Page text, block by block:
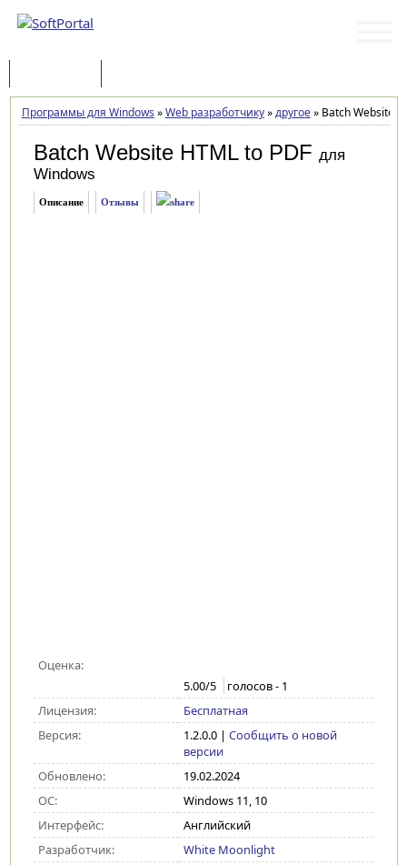
Программы для Windows »Web разработчику»другое»Batch Website
Batch Website HTML to PDF для
Windows
Описание Отзывы
Оценка:
5.00/5 голосов - 1
Лицензия:
Бесплатная
Версия:
1.2.0.0| Сообщить о новой
версии
Обновлено:
19.02.2024
ОС:
Windows 11, 10
Интерфейс:
Английский
Разработчик:
White Moonlight